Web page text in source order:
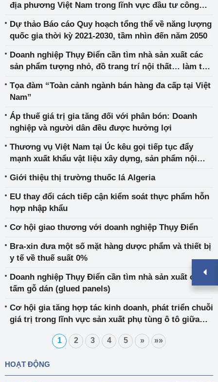
địa phương Việt Nam trong lĩnh vực đầu tư công
Dự thảo Báo cáo Quy hoạch tổng thể về năng lượng
quốc gia thời kỳ 2021-2030, tầm nhìn đến năm 2050
Doanh nghiệp Thụy Điển cần tìm nhà sản xuất các
sản phẩm tượng nhỏ, đồ trang trí nội thất… làm từ
Tọa đàm “Toàn cảnh ngành bán hàng đa cấp tại Việt
Nam”
Áp thuế giá trị gia tăng đối với phân bón: Doanh
nghiệp và người dân đều được hưởng lợi
Thương vụ Việt Nam tại Úc kêu gọi tiếp tục đẩy
mạnh xuất khẩu vật liệu xây dựng, sản phẩm nội
Giới thiệu thị trường thuốc lá Algeria
EU thay đổi cách tiếp cận kiểm soát thực phẩm hỗn
hợp nhập khẩu
Cơ hội giao thương với doanh nghiệp Thụy Điển
Bra-xin đưa một số mặt hàng dược phẩm và thiết bị
y tế về thuế suất 0%
Doanh nghiệp Thụy Điển cần tìm nhà sản xuất các
tấm gỗ dán (glued panels)
Cơ hội gia tăng hợp tác kinh doanh, phát triển chuỗi
giá trị trong lĩnh vực sản xuất phụ tùng ô tô giữa
1 2 3 4 5 » »»
HOẠT ĐỘNG